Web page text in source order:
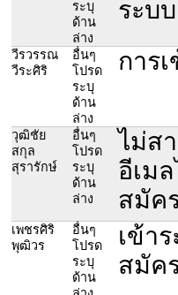
ระบุ
ด้าน
ล่าง
ระบ
วีรวรรณ
วีระศิริ
อื่นๆ
โปรด
ระบุ
ด้าน
ล่าง
การ
วุฒิชัย
สกุล
สุรารักษ์
อื่นๆ
โปรด
ระบุ
ด้าน
ล่าง
ไม่ส
อีเม
สมัค
เพชรศิริ
พุฒิวร
อื่นๆ
โปรด
ระบุ
ด้าน
เข้า
สมัค